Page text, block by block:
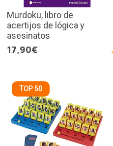
Murdoku, libro de
acertijos de lógica y
asesinatos
17,90€
TOP 50